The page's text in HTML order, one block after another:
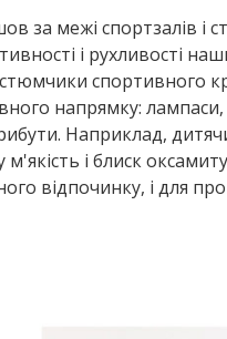
за межі спортзалів і
і рухливості
спортивного
напрямку: лампаси,
Наприклад,
м'якість і блиск
відпочинку, і для